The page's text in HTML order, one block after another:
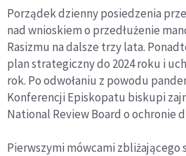
Porządek dzienny posiedzenia
nad wnioskiem o przedłużenie
Rasizmu na dalsze trzy lata.
plan strategiczny do 2024 roku i
rok. Po odwołaniu z powodu
Konferencji Episkopatu biskupi
National Review Board o ochronie
Pierwszymi mówcami zbliżającego